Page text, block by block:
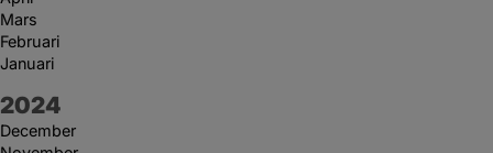
Mars
Februari
Januari
År:
2024
December